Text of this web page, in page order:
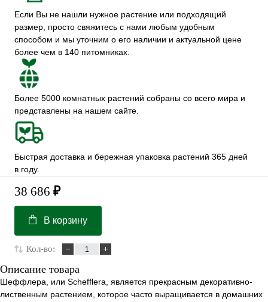
Если Вы не нашли нужное растение или подходящий
размер, просто свяжитесь с нами любым удобным
способом и мы уточним о его наличии и актуальной цене
более чем в 140 питомниках.
Более 5000 комнатных растений собраны со всего мира и
представлены на нашем сайте.
Быстрая доставка и бережная упаковка растений 365 дней
в году.
38 686 ₽
В корзину
Кол-во:
Описание товара
Шеффлера, или Schefflera, является прекрасным декоративно-
лиственным растением, которое часто выращивается в домашних